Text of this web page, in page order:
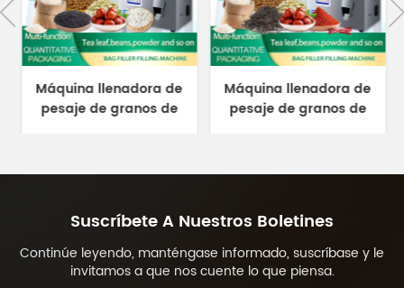
Máquina llenadora de
pesaje de granos de
Máquina llenadora de
pesaje de granos de
Suscríbete A Nuestros Boletines
Continúe leyendo, manténgase informado, suscríbase y le
invitamos a que nos cuente lo que piensa.